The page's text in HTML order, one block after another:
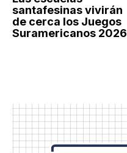
santafesinas vivirán
de cerca los Juegos
Suramericanos 2026